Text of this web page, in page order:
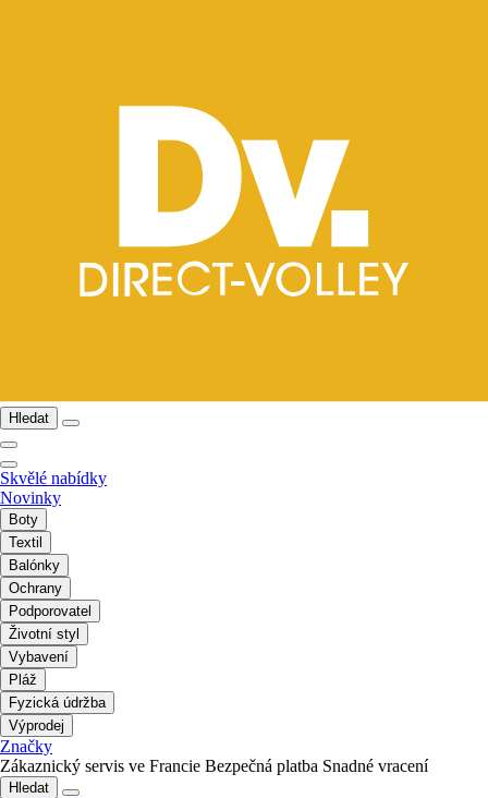
Hledat
Skvělé nabídky
Novinky
Boty
Textil
Balónky
Ochrany
Podporovatel
Životní styl
Vybavení
Pláž
Fyzická údržba
Výprodej
Značky
Zákaznický servis ve Francie Bezpečná platba Snadné vracení
Hledat